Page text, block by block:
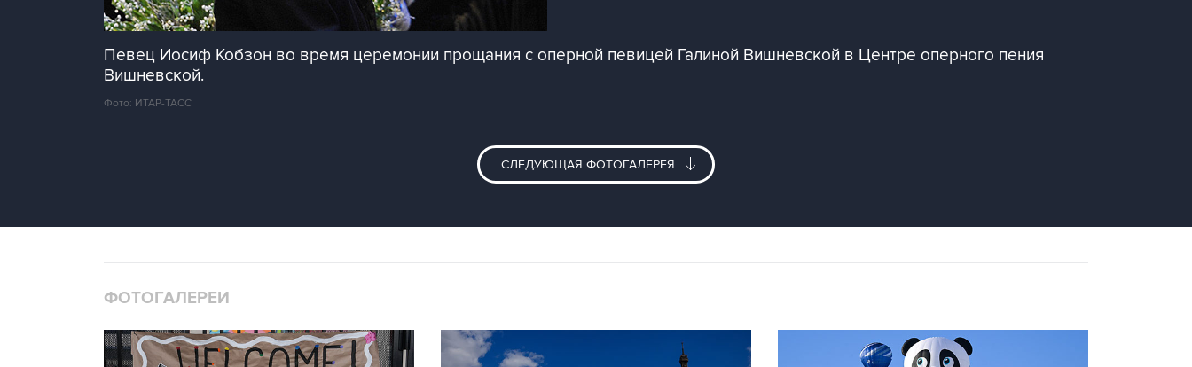
Певец Иосиф Кобзон во время церемонии прощания с оперной певицей Галиной Вишневской в Центре оперного пения
Вишневской.
Фото: ИТАР-ТАСС
СЛЕДУЮЩАЯ ФОТОГАЛЕРЕЯ
ФОТОГАЛЕРЕИ